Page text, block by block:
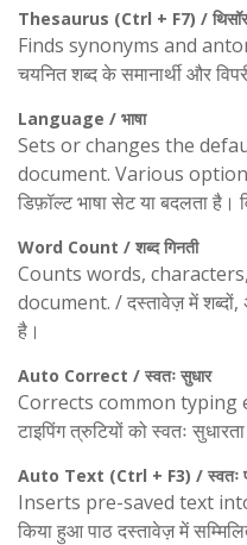
Thesaurus (Ctrl + F7) /
Finds synonyms and
चयनित शब्द के समानार्थी और
Language / भाषा
Sets or changes the
document. Various
डिफ़ॉल्ट भाषा सेट या बदलता है।
Word Count / शब्द गिनती
Counts words,
document. / दस्तावेज़ में शब्दों,
है।
Auto Correct / स्वतः सुधार
Corrects common typing
टाइपिंग त्रुटियों को स्वतः
Auto Text (Ctrl + F3) / स्वतः
Inserts pre-saved text
किया हुआ पाठ दस्तावेज़ में